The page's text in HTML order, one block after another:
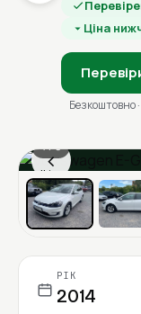
Ціна
Безкоштовно
‹
1 / 6
Ціна в місяць
РІК
2014